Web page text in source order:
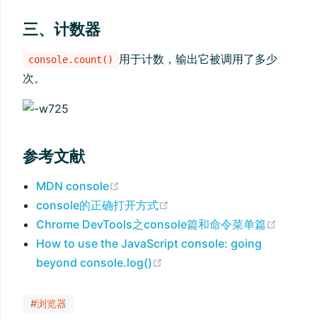
三、计数器
console.count()
用于计数，输出它被调用了多少
次。
参考文献
MDN console
console的正确打开方式
Chrome DevTools之console篇和命令菜单篇
How to use the JavaScript console: going
beyond console.log()
#浏览器